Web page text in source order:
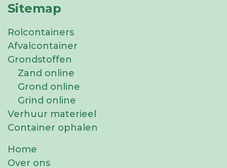
Sitemap
Rolcontainers
Afvalcontainer
Grondstoffen
Zand online
Grond online
Grind online
Verhuur materieel
Container ophalen
Home
Over ons